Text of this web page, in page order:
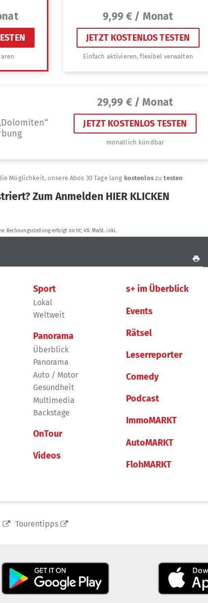
Sport
Lokal
Weltweit
Panorama
Überblick
Panorama
Auto / Motor
Gesundheit
Multimedia
Backstage
OnTour
Videos
s+ im Überblick
Events
Rätsel
Leserreporter
Comedy
Podcast
ImmoMARKT
AutoMARKT
FlohMARKT
Tourentipps